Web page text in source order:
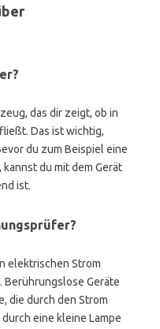
das dir zeigt, ob in
Das ist wichtig,
du zum Beispiel eine
du mit dem Gerät
ist.
elektrischen Strom
Berührungslose Geräte
die durch den Strom
eine kleine Lampe